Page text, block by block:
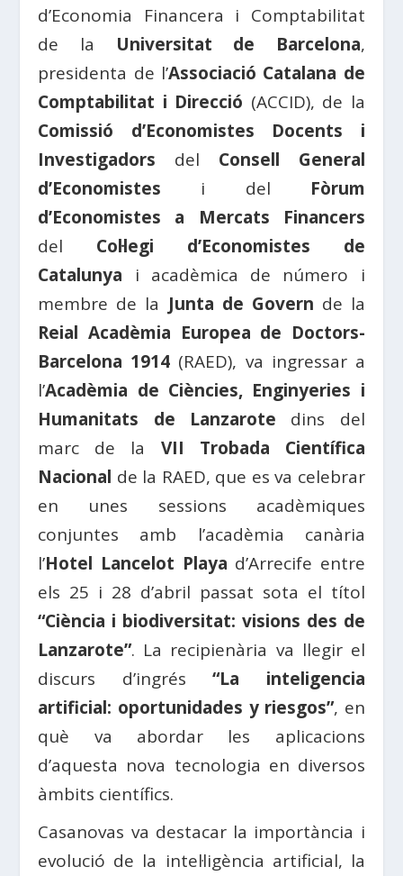
d’Economia Financera i Comptabilitat
de la Universitat de Barcelona,
presidenta de l’Associació Catalana de
Comptabilitat i Direcció (ACCID), de la
Comissió d’Economistes Docents i
Investigadors del Consell General
d’Economistes i del Fòrum
d’Economistes a Mercats Financers
del Col·legi d’Economistes de
Catalunya i acadèmica de número i
membre de la Junta de Govern de la
Reial Acadèmia Europea de Doctors-
Barcelona 1914 (RAED), va ingressar a
l’Acadèmia de Ciències, Enginyeries i
Humanitats de Lanzarote dins del
marc de la VII Trobada Científica
Nacional de la RAED, que es va celebrar
en unes sessions acadèmiques
conjuntes amb l’acadèmia canària
l’Hotel Lancelot Playa d’Arrecife entre
els 25 i 28 d’abril passat sota el títol
“Ciència i biodiversitat: visions des de
Lanzarote”. La recipienària va llegir el
discurs d’ingrés“La inteligencia
artificial: oportunidades y riesgos”, en
què va abordar les aplicacions
d’aquesta nova tecnologia en diversos
àmbits científics.
Casanovas va destacar la importància i
evolució de la intel·ligència artificial, la